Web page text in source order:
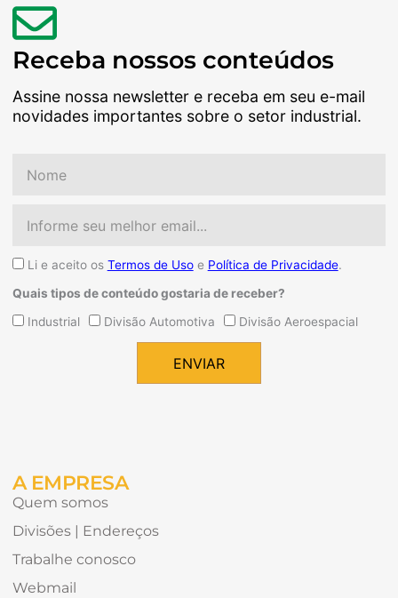
Receba nossos conteúdos
Assine nossa newsletter e receba em seu e-mail
novidades importantes sobre o setor industrial.
AceiteLi e aceito os Termos de Usoe Política de Privacidade.
Quais tipos de conteúdo gostaria de receber?
QuaisIndustrial Divisão Automotiva Divisão Aeroespacial
ENVIAR
A EMPRESA
Quem somos
Divisões | Endereços
Trabalhe conosco
Webmail